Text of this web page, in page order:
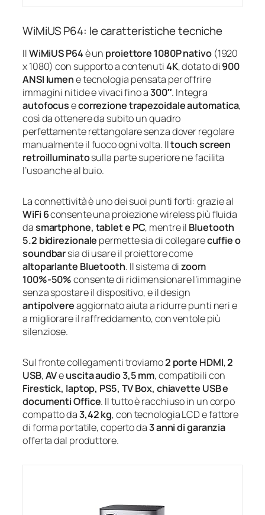
WiMiUS P64: le caratteristiche tecniche
IlWiMiUS P64è un proiettore 1080P nativo(1920
x 1080) con supporto a contenuti4K, dotato di900
ANSI lumene tecnologia pensata per offrire
immagini nitide e vivaci fino a300″. Integra
autofocusecorrezione trapezoidale automatica,
così da ottenere da subito un quadro
perfettamente rettangolare senza dover regolare
manualmente il fuoco ogni volta. Iltouch screen
retroilluminatosulla parte superiore ne facilita
l’uso anche al buio.
La connettività è uno dei suoi punti forti: grazie al
WiFi 6consente una proiezione wireless più fluida
dasmartphone, tablet e PC, mentre il Bluetooth
5.2 bidirezionale permette sia di collegarecuffie o
soundbarsia di usare il proiettore come
altoparlante Bluetooth. Il sistema dizoom
100%-50%consente di ridimensionare l’immagine
senza spostare il dispositivo, e il design
antipolvereaggiornato aiuta a ridurre punti neri e
a migliorare il raffreddamento, con ventole più
silenziose.
Sul fronte collegamenti troviamo2 porte HDMI,2
USB,AVeuscita audio 3,5 mm, compatibili con
Firestick, laptop, PS5, TV Box, chiavette USB e
documenti Office. Il tutto è racchiuso in un corpo
compatto da3,42 kg, con tecnologia LCD e fattore
di forma portatile, coperto da3 anni di garanzia
offerta dal produttore.